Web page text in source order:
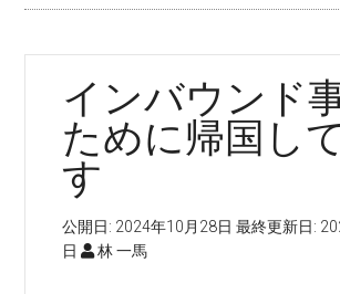
インバウンド
ために帰国し
す
公開日: 2024年10月28日 最終更新日:
日
林 一馬